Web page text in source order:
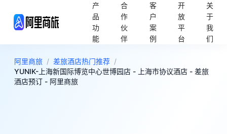
产
品
功
能
合
作
伙
伴
客
户
案
例
开
放
平
台
关
于
我
们
阿里商旅 / 差旅酒店热门推荐 /
YUNIK-上海新国际博览中心世博园店 - 上海市协议酒店 - 差旅
酒店预订 - 阿里商旅